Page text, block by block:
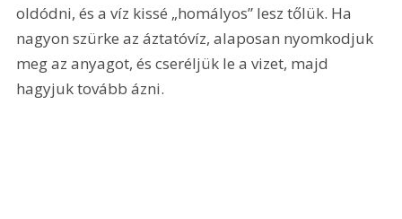
oldódni, és a víz kissé „homályos” lesz tőlük. Ha
nagyon szürke az áztatóvíz, alaposan nyomkodjuk
meg az anyagot, és cseréljük le a vizet, majd
hagyjuk tovább ázni.